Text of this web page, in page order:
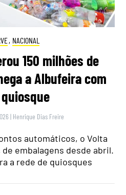
, NACIONAL
150 milhões de
a Albufeira com
| Henrique Dias Freire
automáticos, o Volta
embalagens desde abril.
a rede de quiosques